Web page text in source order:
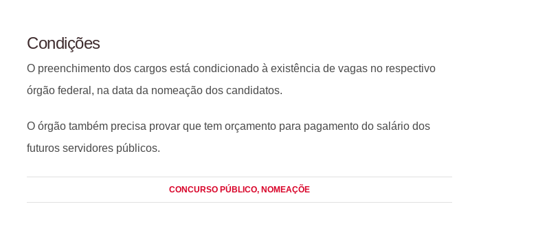
Condições
O preenchimento dos cargos está condicionado à existência de vagas no respectivo
órgão federal, na data da nomeação dos candidatos.
O órgão também precisa provar que tem orçamento para pagamento do salário dos
futuros servidores públicos.
CONCURSO PÚBLICO, NOMEAÇÕE